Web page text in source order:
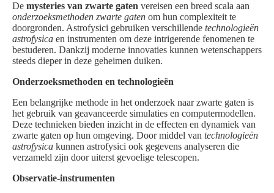
De mysteries van zwarte gaten vereisen een breed scala aan
onderzoeksmethoden zwarte gaten om hun complexiteit te
doorgronden. Astrofysici gebruiken verschillende technologieën
astrofysica en instrumenten om deze intrigerende fenomenen te
bestuderen. Dankzij moderne innovaties kunnen wetenschappers
steeds dieper in deze geheimen duiken.
Onderzoeksmethoden en technologieën
Een belangrijke methode in het onderzoek naar zwarte gaten is
het gebruik van geavanceerde simulaties en computermodellen.
Deze technieken bieden inzicht in de effecten en dynamiek van
zwarte gaten op hun omgeving. Door middel van technologieën
astrofysica kunnen astrofysici ook gegevens analyseren die
verzameld zijn door uiterst gevoelige telescopen.
Observatie-instrumenten